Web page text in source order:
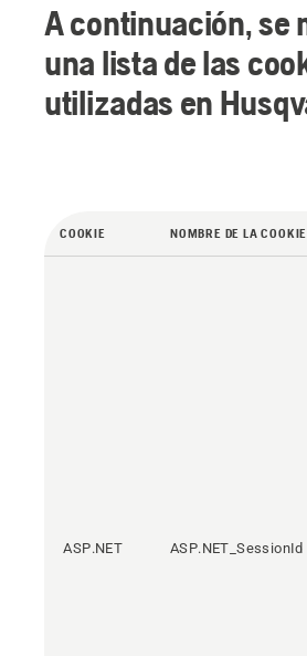
A continuación, se
una lista de las
utilizadas en
COOKIE NOMBRE DE LA COOKIE
ASP.NET ASP.NET_SessionId